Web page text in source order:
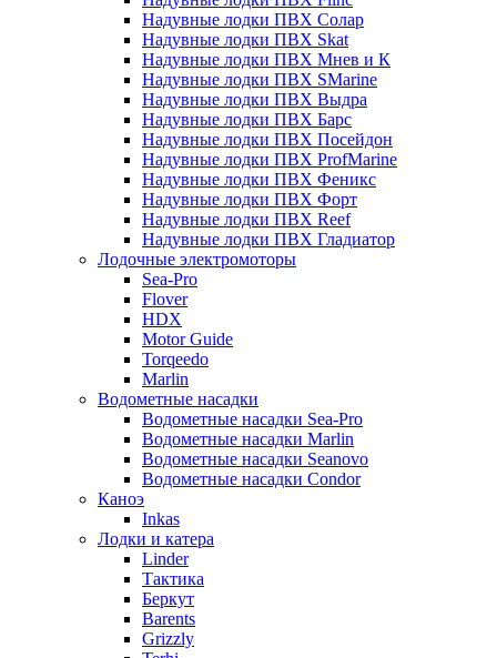
Надувные лодки ПВХ Солар
Надувные лодки ПВХ Skat
Надувные лодки ПВХ Мнев и К
Надувные лодки ПВХ SMarine
Надувные лодки ПВХ Выдра
Надувные лодки ПВХ Барс
Надувные лодки ПВХ Посейдон
Надувные лодки ПВХ ProfMarine
Надувные лодки ПВХ Феникс
Надувные лодки ПВХ Форт
Надувные лодки ПВХ Reef
Надувные лодки ПВХ Гладиатор
Лодочные электромоторы
Sea-Pro
Flover
HDX
Motor Guide
Torqeedo
Marlin
Водометные насадки
Водометные насадки Sea-Pro
Водометные насадки Marlin
Водометные насадки Seanovo
Водометные насадки Condor
Каноэ
Inkas
Лодки и катера
Linder
Тактика
Беркут
Barents
Grizzly